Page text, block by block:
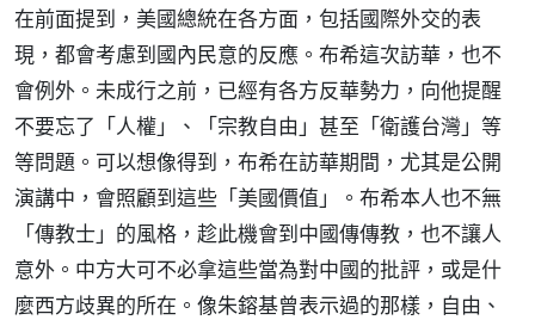
在前面提到，美國總統在各方面，包括國際外交的表
現，都會考慮到國內民意的反應。布希這次訪華，也不
會例外。未成行之前，已經有各方反華勢力，向他提醒
不要忘了「人權」、「宗教自由」甚至「衛護台灣」等
等問題。可以想像得到，布希在訪華期間，尤其是公開
演講中，會照顧到這些「美國價值」。布希本人也不無
「傳教士」的風格，趁此機會到中國傳傳教，也不讓人
意外。中方大可不必拿這些當為對中國的批評，或是什
麼西方歧異的所在。像朱鎔基曾表示過的那樣，自由、